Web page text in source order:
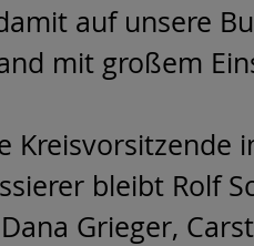
auf unsere
mit großem
Kreisvorsitzende
bleibt Rolf
Grieger,